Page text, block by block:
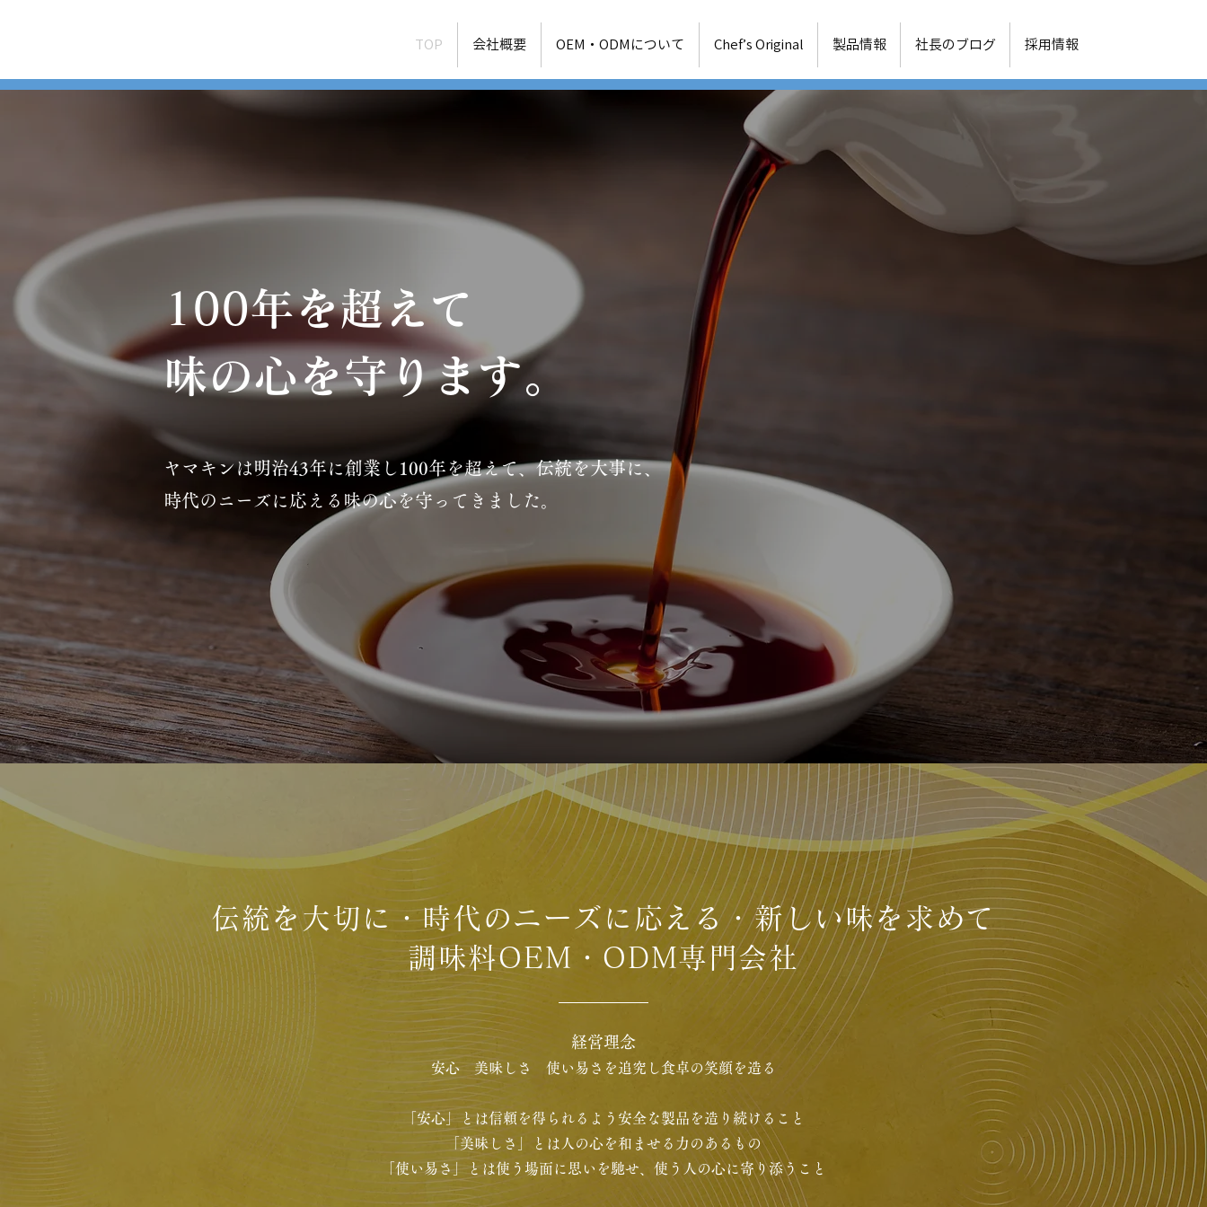
TOP 会社概要 OEM・ODMについて Chef’s Original 製品情報 社長のブログ 採用情報
100年を超えて
味の心を守ります。
ヤマキンは明治43年に創業し100年を超えて、伝統を大事に、
時代のニーズに応える味の心を守ってきました。
伝統を大切に・時代のニーズに応える・新しい味を求めて​
調味料OEM・ODM専門会社​
経営理念​
安心 美味しさ 使い易さを追究し食卓の笑顔を造る​
「安心」とは信頼を得られるよう安全な製品を造り続けること​
「美味しさ」とは人の心を和ませる力のあるもの​
「使い易さ」とは使う場面に思いを馳せ、使う人の心に寄り添うこと​